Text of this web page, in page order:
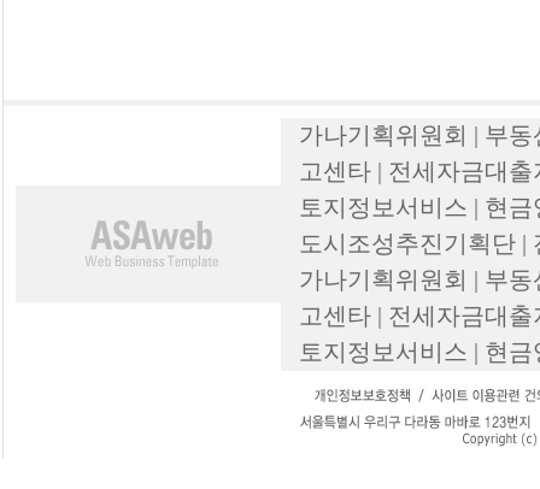
가나기획위원회 | 부
고센타 | 전세자금대
토지정보서비스 | 현
도시조성추진기획단 |
가나기획위원회 | 부
고센타 | 전세자금대
토지정보서비스 | 현